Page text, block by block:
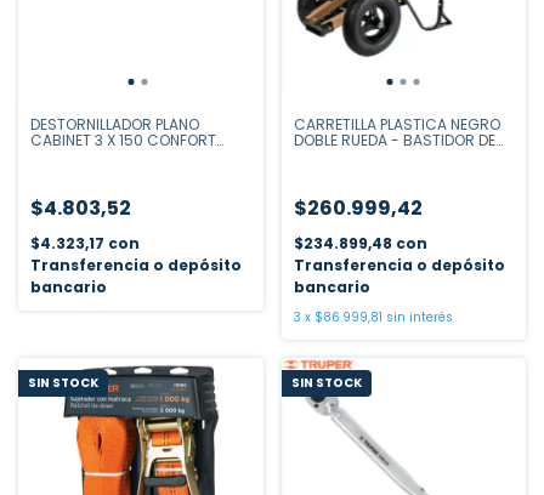
DESTORNILLADOR PLANO
CABINET 3 X 150 CONFORT
$4.803,52
$4.323,17 con
Transferencia o depósito
bancario
CARRETILLA PLASTICA NEGRO
DOBLE RUEDA - BASTIDOR DE
$260.999,42
$234.899,48 con
Transferencia o depósito
bancario
3 x $86.999,81 sin interés
SIN STOCK SIN STOCK